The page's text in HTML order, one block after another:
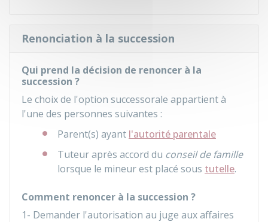
Renonciation à la succession
Qui prend la décision de renoncer à la
succession ?
Le choix de l'option successorale appartient à
l'une des personnes suivantes :
Parent(s) ayant l'autorité parentale
Tuteur après accord du conseil de famille
lorsque le mineur est placé sous tutelle.
Comment renoncer à la succession ?
1- Demander l'autorisation au juge aux affaires